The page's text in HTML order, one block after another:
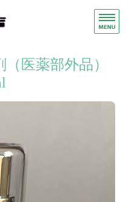
手荒れ手湿疹保湿クリーム・
医薬部外品）